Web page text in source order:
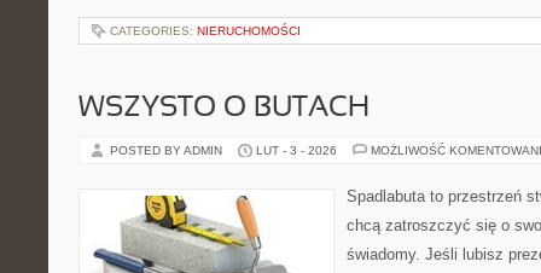
CATEGORIES: NIERUCHOMOŚCI
WSZYSTO O BUTACH
POSTED BY ADMIN LUT - 3 - 2026 MOŻLIWOŚĆ
Spadlabuta to przestrzeń
chcą zatroszczyć się o
świadomy. Jeśli lubisz